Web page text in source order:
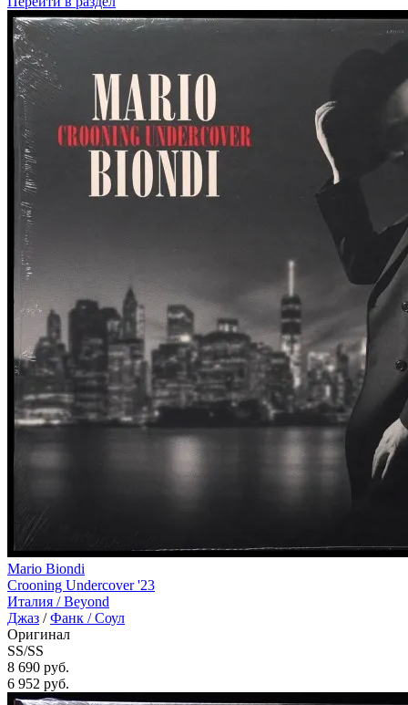
Mario Biondi
Crooning Undercover '23
Италия /Beyond
Джаз /Фанк / Соул
Оригинал
SS/SS
8 690 руб.
6 952 руб.